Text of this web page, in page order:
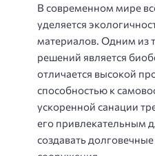
В современном мире
уделяется
материалов. Одним из
решений является
отличается высокой
способностью к
ускоренной санации
его привлекательным
создавать